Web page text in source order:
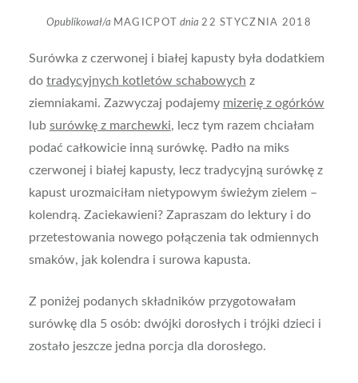
Opublikował/a MAGICPOT dnia 22 STYCZNIA 2018
Surówka z czerwonej i białej kapusty była dodatkiem
do tradycyjnych kotletów schabowych z
ziemniakami. Zazwyczaj podajemy mizerię z ogórków
lub surówkę z marchewki, lecz tym razem chciałam
podać całkowicie inną surówkę. Padło na miks
czerwonej i białej kapusty, lecz tradycyjną surówkę z
kapust urozmaiciłam nietypowym świeżym zielem –
kolendrą. Zaciekawieni? Zapraszam do lektury i do
przetestowania nowego połączenia tak odmiennych
smaków, jak kolendra i surowa kapusta.
Z poniżej podanych składników przygotowałam
surówkę dla 5 osób: dwójki dorosłych i trójki dzieci i
zostało jeszcze jedna porcja dla dorosłego.